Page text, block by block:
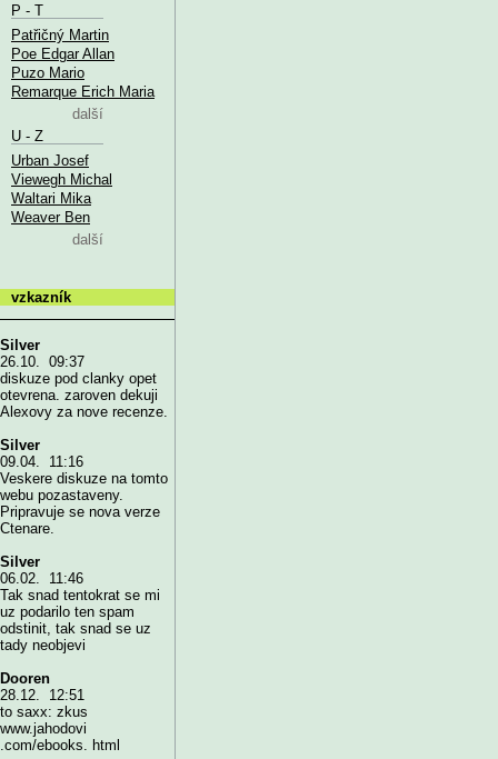
P - T
Patřičný Martin
Poe Edgar Allan
Puzo Mario
Remarque Erich Maria
další
U - Z
Urban Josef
Viewegh Michal
Waltari Mika
Weaver Ben
další
vzkazník
Silver
26.10. 09:37
diskuze pod clanky opet
otevrena. zaroven dekuji
Alexovy za nove recenze.
Silver
09.04. 11:16
Veskere diskuze na tomto
webu pozastaveny.
Pripravuje se nova verze
Ctenare.
Silver
06.02. 11:46
Tak snad tentokrat se mi
uz podarilo ten spam
odstinit, tak snad se uz
tady neobjevi
Dooren
28.12. 12:51
to saxx: zkus
www.jahodovi
.com/ebooks. html